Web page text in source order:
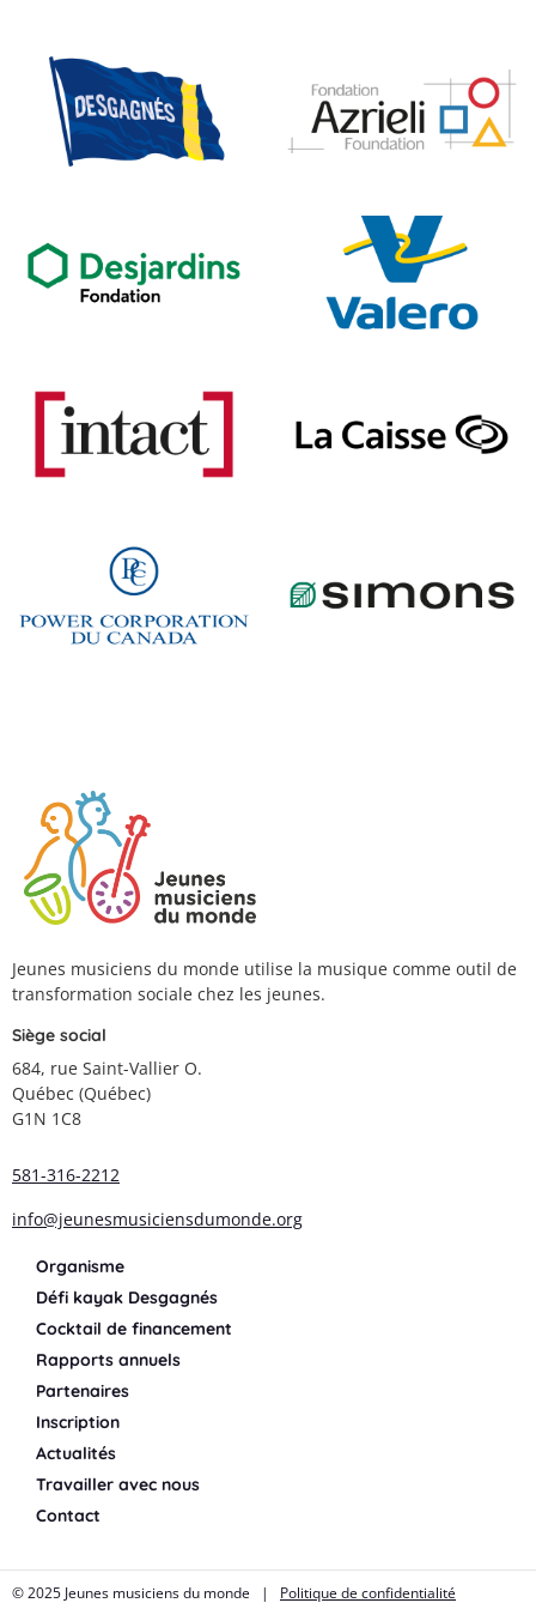
Jeunes musiciens du monde utilise la musique comme outil de
transformation sociale chez les jeunes.
Siège social
684, rue Saint-Vallier O.
Québec (Québec)
G1N 1C8
581-316-2212
info@jeunesmusiciensdumonde.org
Organisme
Défi kayak Desgagnés
Cocktail de financement
Rapports annuels
Partenaires
Inscription
Actualités
Travailler avec nous
Contact
© 2025 Jeunes musiciens du monde | Politique de confidentialité